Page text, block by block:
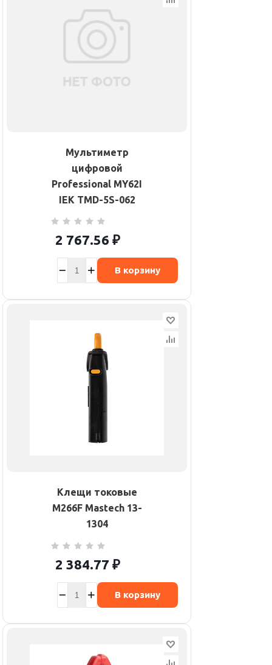
Мультиметр
цифровой
Professional MY62I
IEK TMD-5S-062
2 767.56 ₽
В корзину
Клещи токовые
M266F Mastech 13-
1304
2 384.77 ₽
В корзину